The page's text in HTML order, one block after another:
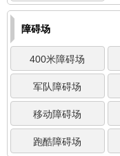
障碍场
400米障碍场
军队障碍场
移动障碍场
跑酷障碍场